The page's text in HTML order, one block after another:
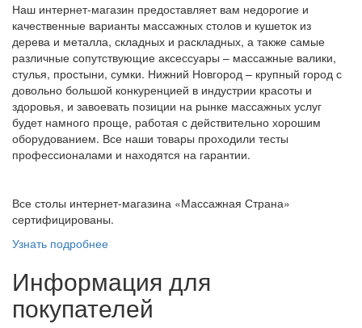
Наш интернет-магазин предоставляет вам недорогие и
качественные варианты массажных столов и кушеток из
дерева и металла, складных и раскладных, а также самые
различные сопутствующие аксессуары – массажные валики,
стулья, простыни, сумки. Нижний Новгород – крупный город с
довольно большой конкуренцией в индустрии красоты и
здоровья, и завоевать позиции на рынке массажных услуг
будет намного проще, работая с действительно хорошим
оборудованием. Все наши товары проходили тесты
профессионалами и находятся на гарантии.
Все столы интернет-магазина «Массажная Страна»
сертифицированы.
Узнать подробнее
Информация для
покупателей